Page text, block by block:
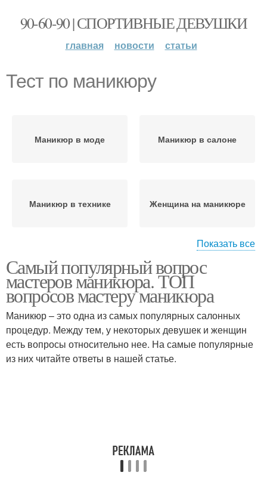
90-60-90 | СПОРТИВНЫЕ ДЕВУШКИ
главная новости статьи
Тест по маникюру
Маникюр в моде Маникюр в салоне
Маникюр в технике Женщина на маникюре
Маникюр на
собеседовании
Тест про маникюр
Умный маникюр Тест для клиентов
Показать все
Самый популярный вопрос
мастеров маникюра. ТОП
вопросов мастеру маникюра
Маникюр – это одна из самых популярных салонных
процедур. Между тем, у некоторых девушек и женщин
есть вопросы относительно нее. На самые популярные
из них читайте ответы в нашей статье.